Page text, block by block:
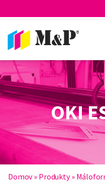
OKI
Domov» Produkty»